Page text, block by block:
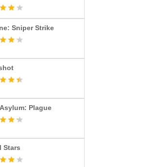
Sniper Strike
Plague
Stars